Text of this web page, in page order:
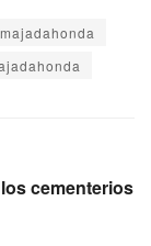
cementerios